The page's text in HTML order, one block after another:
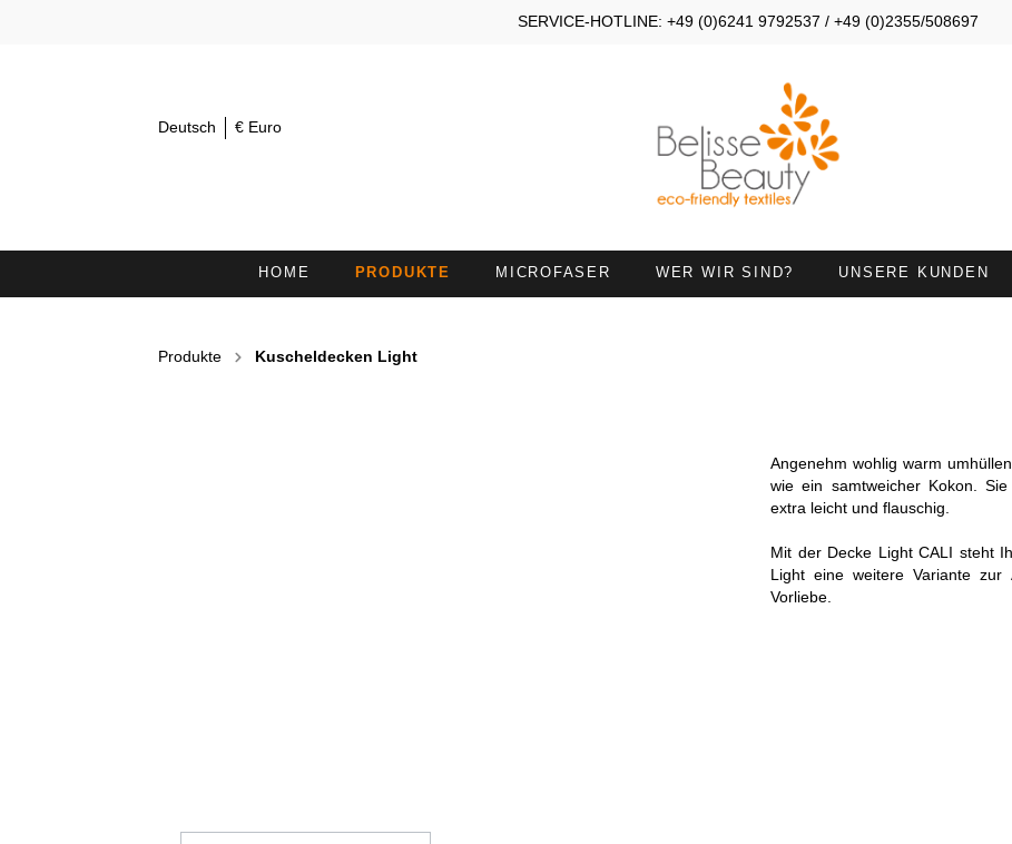
SERVICE-HOTLINE: +49 (0)6241 9792537 / +49 (0)2355/508697
Deutsch € Euro
HOME PRODUKTE MICROFASER WER WIR SIND? UNSERE KUNDEN
NASENÖFFNUNG
KUSCHELDECKEN LIGHT
Produkte Kuscheldecken Light
Angenehm wohlig warm
wie ein samtweicher Kokon.
extra leicht und flauschig.
Mit der Decke Light CALI steht
Light eine weitere Variante
Vorliebe.